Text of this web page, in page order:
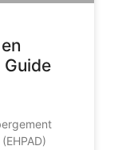
Guide